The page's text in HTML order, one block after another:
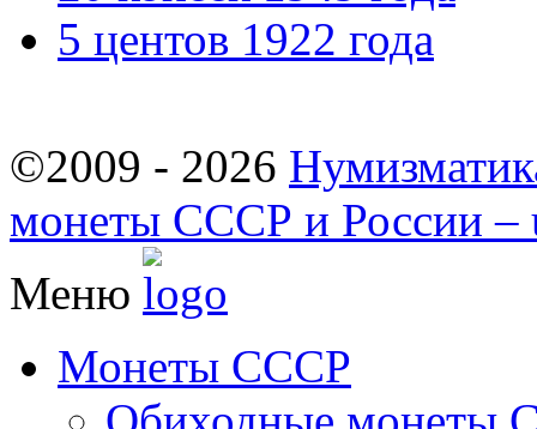
5 центов 1922 года
©2009 - 2026
монеты СССР и России –
Меню
Монеты СССР